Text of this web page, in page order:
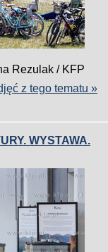
Rezulak / KFP
z tego tematu »
WYSTAWA.